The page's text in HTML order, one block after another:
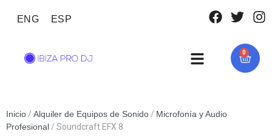
ENG ESP
0
Inicio / Alquiler de Equipos de Sonido / Microfonía y Audio
Profesional / Soundcraft EFX 8